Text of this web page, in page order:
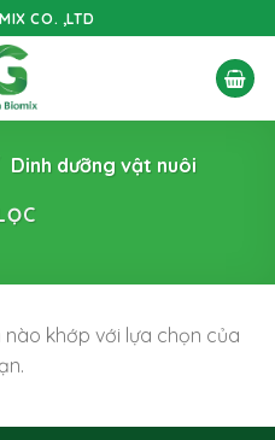
CO. ,LTD
Dinh dưỡng vật nuôi
khớp với lựa chọn của